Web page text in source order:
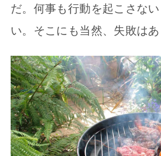
だ。何事も行動を起こさな
い。そこにも当然、失敗はあ